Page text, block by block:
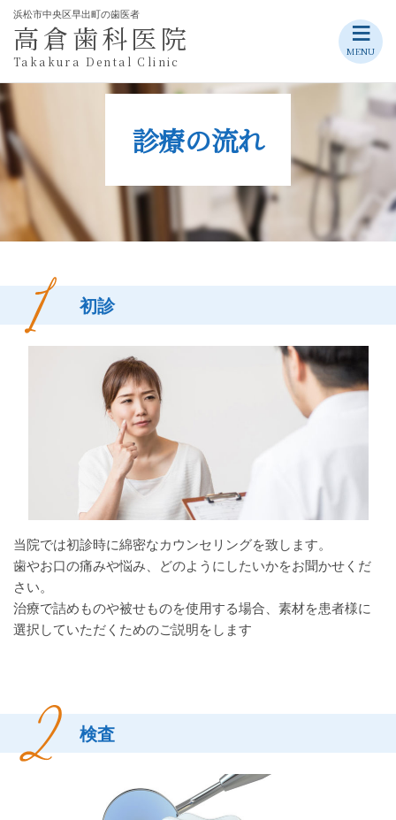
Skip
content
浜松市中央区早出町の歯医者
高倉歯科医院
Takakura Dental Clinic
≡
MENU
診療の流れ
初診
当院では初診時に綿密なカウンセリングを致します。
歯やお口の痛みや悩み、どのようにしたいかをお聞かせくだ
さい。
治療で詰めものや被せものを使用する場合、素材を患者様に
選択していただくためのご説明をします
検査